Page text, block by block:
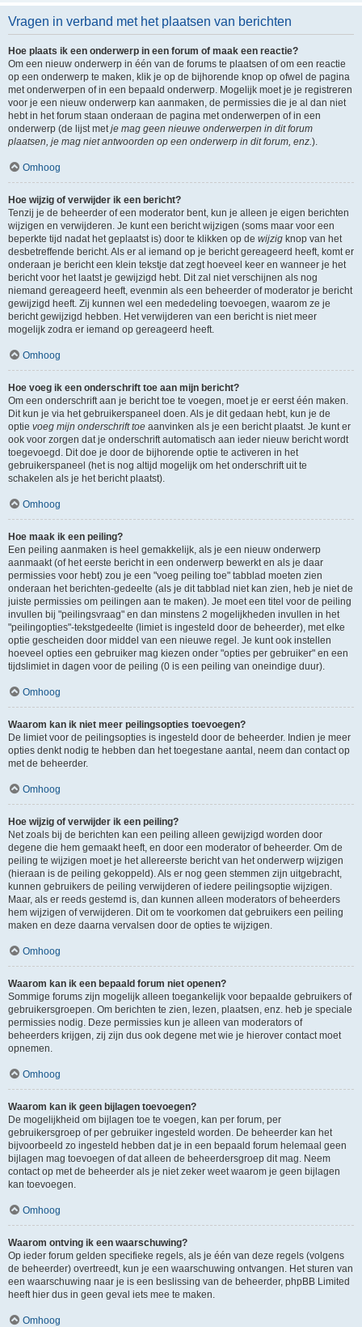
Vragen in verband met het plaatsen van berichten
Hoe plaats ik een onderwerp in een forum of maak een reactie?
Om een nieuw onderwerp in één van de forums te plaatsen of om een reactie
op een onderwerp te maken, klik je op de bijhorende knop op ofwel de pagina
met onderwerpen of in een bepaald onderwerp. Mogelijk moet je je registreren
voor je een nieuw onderwerp kan aanmaken, de permissies die je al dan niet
hebt in het forum staan onderaan de pagina met onderwerpen of in een
onderwerp (de lijst metje mag geen nieuwe onderwerpen in dit forum
plaatsen, je mag niet antwoorden op een onderwerp in dit forum, enz.).
Omhoog
Hoe wijzig of verwijder ik een bericht?
Tenzij je de beheerder of een moderator bent, kun je alleen je eigen berichten
wijzigen en verwijderen. Je kunt een bericht wijzigen (soms maar voor een
beperkte tijd nadat het geplaatst is) door te klikken op de wijzig knop van het
desbetreffende bericht. Als er al iemand op je bericht gereageerd heeft, komt er
onderaan je bericht een klein tekstje dat zegt hoeveel keer en wanneer je het
bericht voor het laatst je gewijzigd hebt. Dit zal niet verschijnen als nog
niemand gereageerd heeft, evenmin als een beheerder of moderator je bericht
gewijzigd heeft. Zij kunnen wel een mededeling toevoegen, waarom ze je
bericht gewijzigd hebben. Het verwijderen van een bericht is niet meer
mogelijk zodra er iemand op gereageerd heeft.
Omhoog
Hoe voeg ik een onderschrift toe aan mijn bericht?
Om een onderschrift aan je bericht toe te voegen, moet je er eerst één maken.
Dit kun je via het gebruikerspaneel doen. Als je dit gedaan hebt, kun je de
optie voeg mijn onderschrift toe aanvinken als je een bericht plaatst. Je kunt er
ook voor zorgen dat je onderschrift automatisch aan ieder nieuw bericht wordt
toegevoegd. Dit doe je door de bijhorende optie te activeren in het
gebruikerspaneel (het is nog altijd mogelijk om het onderschrift uit te
schakelen als je het bericht plaatst).
Omhoog
Hoe maak ik een peiling?
Een peiling aanmaken is heel gemakkelijk, als je een nieuw onderwerp
aanmaakt (of het eerste bericht in een onderwerp bewerkt en als je daar
permissies voor hebt) zou je een "voeg peiling toe" tabblad moeten zien
onderaan het berichten-gedeelte (als je dit tabblad niet kan zien, heb je niet de
juiste permissies om peilingen aan te maken). Je moet een titel voor de peiling
invullen bij "peilingsvraag" en dan minstens 2 mogelijkheden invullen in het
"peilingopties"-tekstgedeelte (limiet is ingesteld door de beheerder), met elke
optie gescheiden door middel van een nieuwe regel. Je kunt ook instellen
hoeveel opties een gebruiker mag kiezen onder "opties per gebruiker" en een
tijdslimiet in dagen voor de peiling (0 is een peiling van oneindige duur).
Omhoog
Waarom kan ik niet meer peilingsopties toevoegen?
De limiet voor de peilingsopties is ingesteld door de beheerder. Indien je meer
opties denkt nodig te hebben dan het toegestane aantal, neem dan contact op
met de beheerder.
Omhoog
Hoe wijzig of verwijder ik een peiling?
Net zoals bij de berichten kan een peiling alleen gewijzigd worden door
degene die hem gemaakt heeft, en door een moderator of beheerder. Om de
peiling te wijzigen moet je het allereerste bericht van het onderwerp wijzigen
(hieraan is de peiling gekoppeld). Als er nog geen stemmen zijn uitgebracht,
kunnen gebruikers de peiling verwijderen of iedere peilingsoptie wijzigen.
Maar, als er reeds gestemd is, dan kunnen alleen moderators of beheerders
hem wijzigen of verwijderen. Dit om te voorkomen dat gebruikers een peiling
maken en deze daarna vervalsen door de opties te wijzigen.
Omhoog
Waarom kan ik een bepaald forum niet openen?
Sommige forums zijn mogelijk alleen toegankelijk voor bepaalde gebruikers of
gebruikersgroepen. Om berichten te zien, lezen, plaatsen, enz. heb je speciale
permissies nodig. Deze permissies kun je alleen van moderators of
beheerders krijgen, zij zijn dus ook degene met wie je hierover contact moet
opnemen.
Omhoog
Waarom kan ik geen bijlagen toevoegen?
De mogelijkheid om bijlagen toe te voegen, kan per forum, per
gebruikersgroep of per gebruiker ingesteld worden. De beheerder kan het
bijvoorbeeld zo ingesteld hebben dat je in een bepaald forum helemaal geen
bijlagen mag toevoegen of dat alleen de beheerdersgroep dit mag. Neem
contact op met de beheerder als je niet zeker weet waarom je geen bijlagen
kan toevoegen.
Omhoog
Waarom ontving ik een waarschuwing?
Op ieder forum gelden specifieke regels, als je één van deze regels (volgens
de beheerder) overtreedt, kun je een waarschuwing ontvangen. Het sturen van
een waarschuwing naar je is een beslissing van de beheerder, phpBB Limited
heeft hier dus in geen geval iets mee te maken.
Omhoog